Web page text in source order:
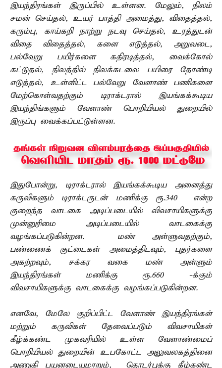
இயந்திரங்கள் இருப்பில் உள்ளன. மேலும், நிலம்
சமன் செய்தல், உயர் பாத்தி அமைத்து, விதைத்தல்,
கரும்பு, காய்கறி நாற்று நடவு செய்தல், உரத்துடன்
விதை விதைத்தல், களை எடுத்தல், அறுவடை,
பல்வேறு பயிர்களை கதிரடித்தல், வைக்கோல்
கட்டுதல், நிலத்தில் நிலக்கடலை பயிரை தோண்டி
எடுத்தல், உள்ளிட்ட பல்வேறு வேளாண் பணிகளை
மேற்கொள்வதற்கும் டிராக்டரால் இயங்கக்கூடிய
இயந்திங்களும் வேளாண் பொறியியல் துறையில்
இருப்பு வைக்கப்பட்டுள்ளன.
இதுபோன்று, டிராக்டரால் இயங்கக்கூடிய அனைத்து
கருவிகளும் டிராக்டருடன் மணிக்கு ரூ.340 – என்ற
குறைந்த வாடகை அடிப்படையில் விவசாயிகளுக்கு
முன்னுரிமை அடிப்படையில் வாடகைக்கு
வழங்கப்படுகின்றன. மண் அள்ளுவதற்கும்,
பண்ணைக் குட்டைகள் அமைத்திடவும், புதர்களை
அகற்றவும், சக்கர வகை மண் அள்ளும்
இயந்திரங்கள் மணிக்கு ரூ.660 -க்கும்
விவசாயிகளுக்கு வாடகைக்கு வழங்கப்படுகின்றன.
எனவே, மேலே குறிப்பிட்ட வேளாண் இயந்திரங்கள்
மற்றும் கருவிகள் தேவைப்படும் விவசாயிகள்
கீழ்க்கண்ட முகவரியில் உள்ள வேளாண்மைப்
பொறியியல் துறையின் உபகோட்ட அலுவலகத்தினை
அணுகி பயனடையுமாறும், தொடர்புக்கு கீழ்கண்ட